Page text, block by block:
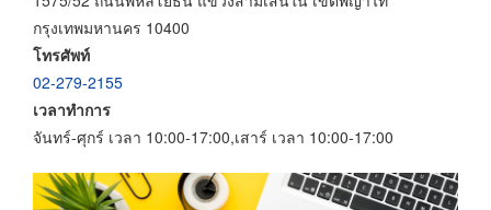
กรุงเทพมหานคร 10400
โทรศัพท์
02-279-2155
เวลาทำการ
จันทร์-ศุกร์ เวลา 10:00-17:00,เสาร์ เวลา 10:00-17:00